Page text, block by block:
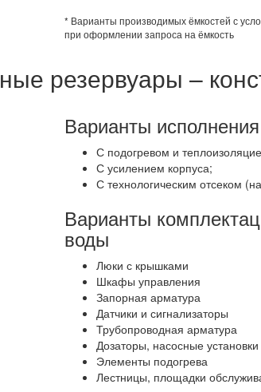
* Варианты производимых ёмкостей с
при оформлении запроса на ёмкость
резервуары –
Варианты
С подогревом и
С усилением корпуса;
С технологическим отсеком
Варианты
воды
Люки с крышками
Шкафы управления
Запорная арматура
Датчики и сигнализаторы
Трубопроводная арматура
Дозаторы, насосные установки
Элементы подогрева
Лестницы, площадки